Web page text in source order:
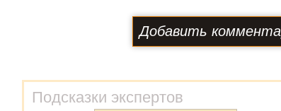
Подсказки экспертов